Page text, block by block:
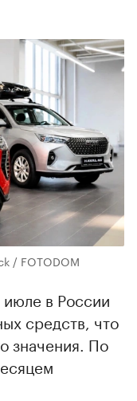
/ FOTODOM
в России
средств, что
значения. По